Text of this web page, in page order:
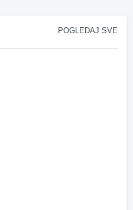
POGLEDAJ SVE